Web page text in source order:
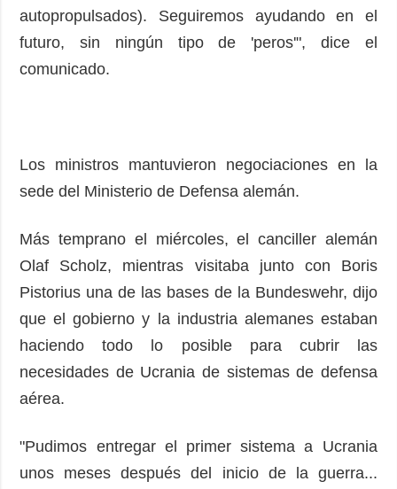
Releases
autopropulsados). Seguiremos ayudando en el
futuro, sin ningún tipo de 'peros'", dice el
comunicado.
Los ministros mantuvieron negociaciones en la
sede del Ministerio de Defensa alemán.
Más temprano el miércoles, el canciller alemán
Olaf Scholz, mientras visitaba junto con Boris
Pistorius una de las bases de la Bundeswehr, dijo
que el gobierno y la industria alemanes estaban
haciendo todo lo posible para cubrir las
necesidades de Ucrania de sistemas de defensa
aérea.
"Pudimos entregar el primer sistema a Ucrania
unos meses después del inicio de la guerra...